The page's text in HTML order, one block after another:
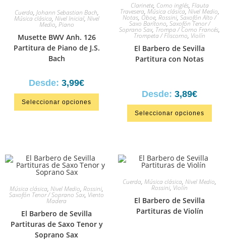
Cuerda, Johann Sebastian Bach,
Música clásica, Nivel Inicial, Nivel
Medio, Piano
Musette BWV Anh. 126
Partitura de Piano de J.S.
Bach
Desde: 3,99€
Seleccionar opciones
Clarinete, Corno inglés, Flauta
Travesera, Música clásica, Nivel Medio,
Notas, Oboe, Rossini, Saxofón Alto /
Saxo Barítono, Saxofón Tenor /
Soprano Sax, Trompa / Corno Francés,
Trompeta / Fliscorno, Violín
El Barbero de Sevilla
Partitura con Notas
Desde: 3,89€
Seleccionar opciones
Música clásica, Nivel Medio, Rossini,
Saxofón Tenor / Soprano Sax, Viento
Madera
El Barbero de Sevilla
Partituras de Saxo Tenor y
Soprano Sax
Cuerda, Música clásica, Nivel Medio,
Rossini, Violín
El Barbero de Sevilla
Partituras de Violín